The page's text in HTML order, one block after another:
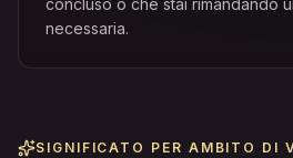
concluso o che stai rimandando
necessaria.
SIGNIFICATO PER AMBITO DI